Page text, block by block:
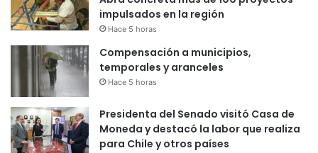
impulsados en la región
Hace 5 horas
Compensación a municipios,
temporales y aranceles
Hace 5 horas
Presidenta del Senado visitó Casa de
Moneda y destacó la labor que realiza
para Chile y otros países